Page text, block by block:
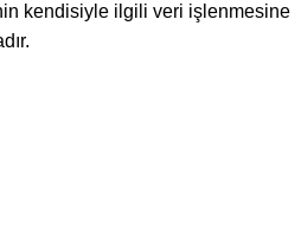
kendisiyle ilgili veri işlenmesine